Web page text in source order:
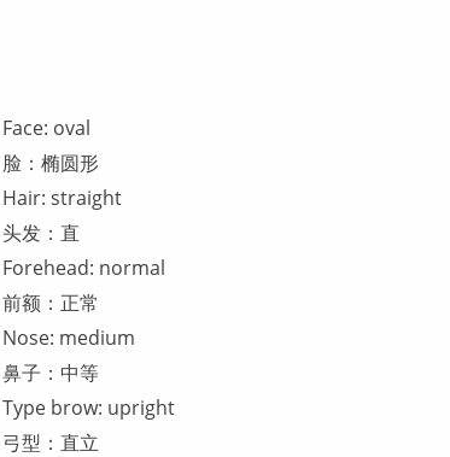
Face: oval
脸：椭圆形
Hair: straight
头发：直
Forehead: normal
前额：正常
Nose: medium
鼻子：中等
Type brow: upright
弓型：直立